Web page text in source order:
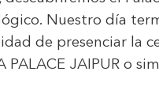
Nuestro día
de presenciar la
PALACE JAIPUR o